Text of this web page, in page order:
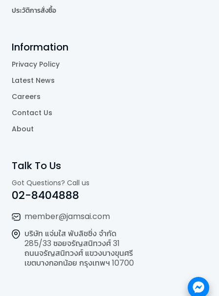
ประวัติการสั่งซื้อ
Information
Privacy Policy
Latest News
Careers
Contact Us
About
Talk To Us
Got Questions? Call us
02-8404888
member@jamsai.com
บริษัท แจ่มใส พับลิชชิ่ง จำกัด
285/33 ซอยจรัญสนิทวงศ์ 31
ถนนจรัญสนิทวงศ์ แขวงบางขุนศรี
เขตบางกอกน้อย กรุงเทพฯ 10700